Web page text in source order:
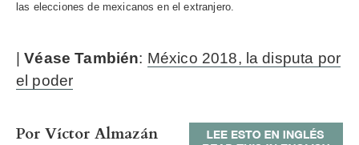
las elecciones de mexicanos en el extranjero.
|Véase También: México 2018, la disputa por
el poder
Por Víctor Almazán